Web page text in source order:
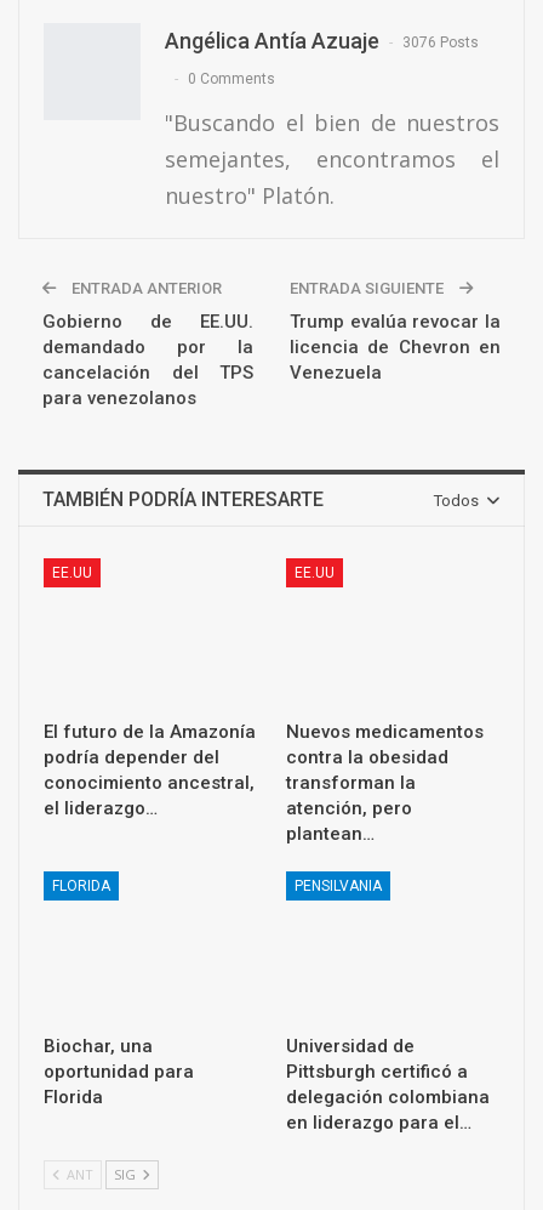
Angélica Antía Azuaje 3076 Posts
0 Comments
"Buscando el bien de nuestros
semejantes, encontramos el
nuestro" Platón.
ENTRADA ANTERIOR
Gobierno de EE.UU.
demandado por la
cancelación del TPS
para venezolanos
ENTRADA SIGUIENTE
Trump evalúa revocar la
licencia de Chevron en
Venezuela
Todos
TAMBIÉN PODRÍA INTERESARTE
EE.UU
El futuro de la Amazonía
podría depender del
conocimiento ancestral,
el liderazgo…
EE.UU
Nuevos medicamentos
contra la obesidad
transforman la
atención, pero
plantean…
FLORIDA
Biochar, una
oportunidad para
Florida
PENSILVANIA
Universidad de
Pittsburgh certificó a
delegación colombiana
en liderazgo para el…
ANT SIG